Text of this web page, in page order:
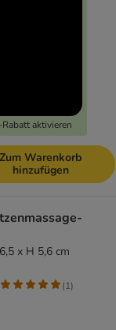
aktivieren
Zum Warenkorb
hinzufügen
x H 5,6 cm
(1)